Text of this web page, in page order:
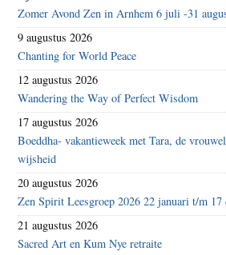
Zomer Avond Zen in Arnhem 6 juli -31
9 augustus 2026
Chanting for World Peace
12 augustus 2026
Wandering the Way of Perfect Wisdom
17 augustus 2026
Boeddha- vakantieweek met Tara, de
wijsheid
20 augustus 2026
Zen Spirit Leesgroep 2026 22 januari t/m 17
21 augustus 2026
Sacred Art en Kum Nye retraite